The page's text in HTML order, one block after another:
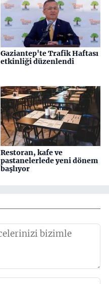
Gaziantep'te Trafik Haftası
etkinliği düzenlendi
Restoran, kafe ve
pastanelerlede yeni dönem
başlıyor